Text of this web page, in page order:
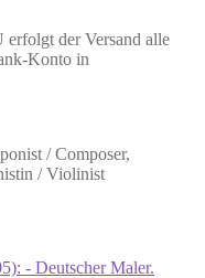
der Versand alle
Konto in
/ Composer,
/ Violinist